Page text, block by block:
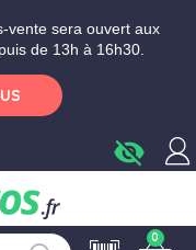
vente sera ouvert aux
de 13h à 16h30.
visibility_off
0